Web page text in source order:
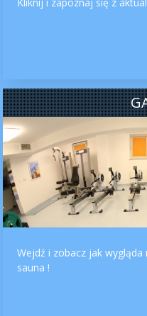
Wejdź i zobacz jak
sauna !